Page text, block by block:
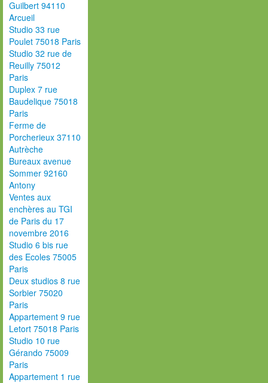
Guilbert 94110
Arcueil
Studio 33 rue
Poulet 75018 Paris
Studio 32 rue de
Reuilly 75012
Paris
Duplex 7 rue
Baudelique 75018
Paris
Ferme de
Porcherieux 37110
Autrèche
Bureaux avenue
Sommer 92160
Antony
Ventes aux
enchères au TGI
de Paris du 17
novembre 2016
Studio 6 bis rue
des Ecoles 75005
Paris
Deux studios 8 rue
Sorbier 75020
Paris
Appartement 9 rue
Letort 75018 Paris
Studio 10 rue
Gérando 75009
Paris
Appartement 1 rue